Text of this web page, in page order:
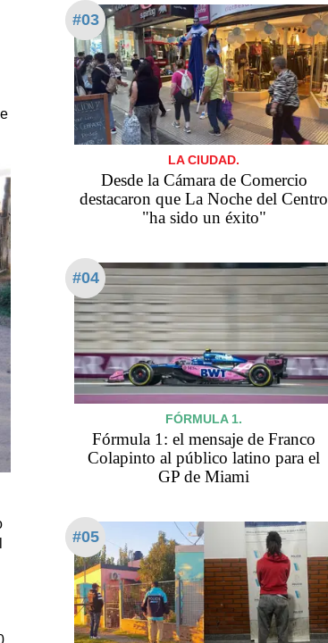
#03
LA CIUDAD.
Desde la Cámara de Comercio
destacaron que La Noche del Centro
"ha sido un éxito"
#04
FÓRMULA 1.
Fórmula 1: el mensaje de Franco
Colapinto al público latino para el
GP de Miami
#05